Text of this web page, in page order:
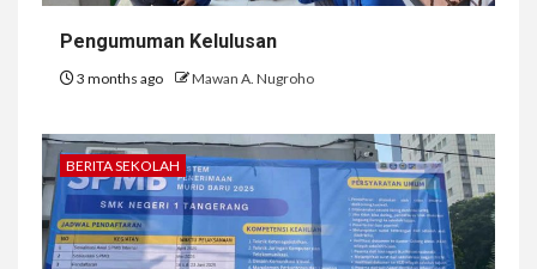
Pengumuman Kelulusan
3 months ago Mawan A. Nugroho
BERITA SEKOLAH